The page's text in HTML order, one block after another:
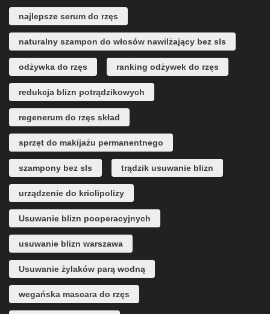
najlepsze serum do rzęs
naturalny szampon do włosów nawilżający bez sls
odżywka do rzęs ranking odżywek do rzęs
redukcja blizn potrądzikowych
regenerum do rzęs skład
sprzęt do makijażu permanentnego
szampony bez sls trądzik usuwanie blizn
urządzenie do kriolipolizy
Usuwanie blizn pooperacyjnych
usuwanie blizn warszawa
Usuwanie żylaków parą wodną
wegańska mascara do rzęs